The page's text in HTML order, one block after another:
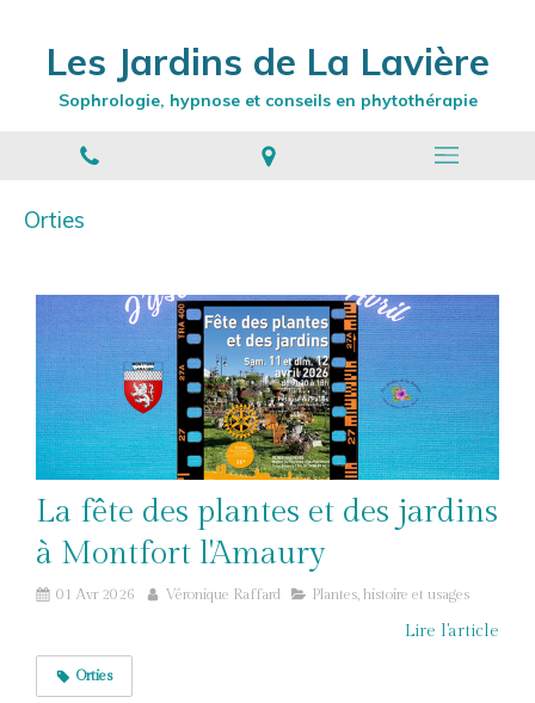
Les Jardins de La Lavière
Sophrologie, hypnose et conseils en phytothérapie
Orties
La fête des plantes et des jardins
à Montfort l'Amaury
01 Avr 2026 Véronique Raffard Plantes, histoire et usages
Lire l'article
Orties